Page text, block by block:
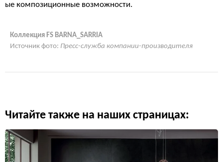
ые композиционные возможности.
Коллекция FS BARNA_SARRIA
Источник фото: Пресс-служба компании-производителя
Читайте также на наших страницах: